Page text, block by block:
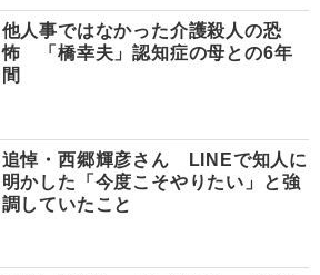
他人事ではなかった介護殺人の恐
怖 「橋幸夫」認知症の母との6年
間
追悼・西郷輝彦さん LINEで知人に
明かした「今度こそやりたい」と強
調していたこと